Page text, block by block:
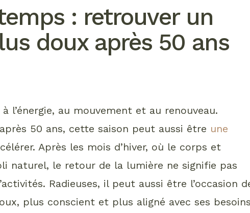
: retrouver un
doux après 50 ans
l’énergie, au mouvement et au renouveau.
50 ans, cette saison peut aussi être une
Après les mois d’hiver, où le corps et
naturel, le retour de la lumière ne signifie pas
Radieuses, il peut aussi être l’occasion
plus conscient et plus aligné avec ses